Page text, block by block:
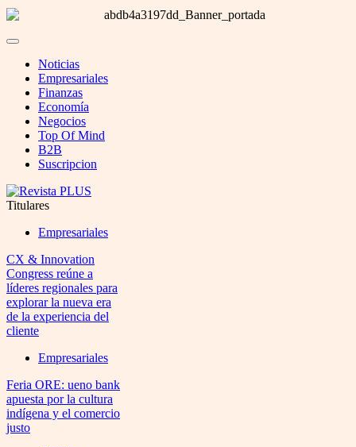
Noticias
Empresariales
Finanzas
Economía
Negocios
Top Of Mind
B2B
Suscripcion
Titulares
Empresariales
CX & Innovation
Congress reúne a
líderes regionales para
explorar la nueva era
de la experiencia del
cliente
Empresariales
Feria ORE: ueno bank
apuesta por la cultura
indígena y el comercio
justo